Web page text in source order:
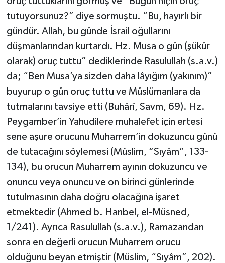
tutuyorsunuz?” diye sormuştu. “Bu, hayırlı bir
gündür. Allah, bu günde İsrail oğullarını
düşmanlarından kurtardı. Hz. Musa o gün (şükür
olarak) oruç tuttu” dediklerinde Rasulullah (s.a.v.)
da; “Ben Musa’ya sizden daha lâyığım (yakınım)”
buyurup o gün oruç tuttu ve Müslümanlara da
tutmalarını tavsiye etti (Buhârî, Savm, 69). Hz.
Peygamber’in Yahudilere muhalefet için ertesi
sene aşure orucunu Muharrem’in dokuzuncu günü
de tutacağını söylemesi (Müslim, “Sıyâm”, 133-
134), bu orucun Muharrem ayının dokuzuncu ve
onuncu veya onuncu ve on birinci günlerinde
tutulmasının daha doğru olacağına işaret
etmektedir (Ahmed b. Hanbel, el-Müsned,
1/241). Ayrıca Rasulullah (s.a.v.), Ramazandan
sonra en değerli orucun Muharrem orucu
olduğunu beyan etmiştir (Müslim, “Sıyâm”, 202).